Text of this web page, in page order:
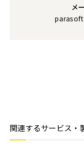
メ
関連するサービス・